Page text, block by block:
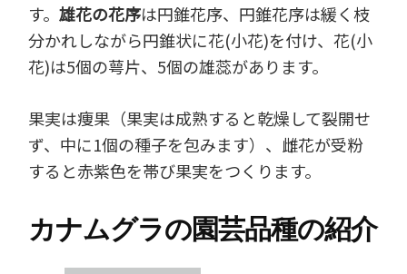
す。雄花の花序は円錐花序、円錐花序は緩く枝
分かれしながら円錐状に花(小花)を付け、花(小
花)は5個の萼片、5個の雄蕊があります。
果実は痩果（果実は成熟すると乾燥して裂開せ
ず、中に1個の種子を包みます）、雌花が受粉
すると赤紫色を帯び果実をつくります。
カナムグラの園芸品種の紹介